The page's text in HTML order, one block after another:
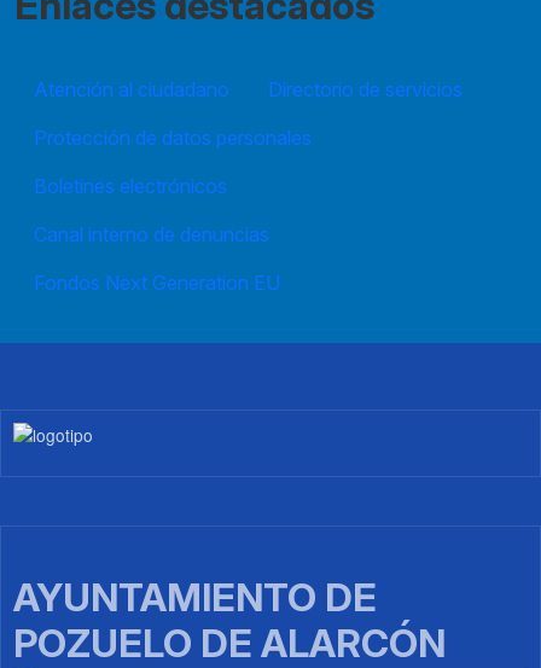
Atención al ciudadano
Directorio de servicios
Protección de datos personales
Boletines electrónicos
Canal interno de denuncias
Fondos Next Generation EU
Imagen
AYUNTAMIENTO DE
POZUELO DE ALARCÓN